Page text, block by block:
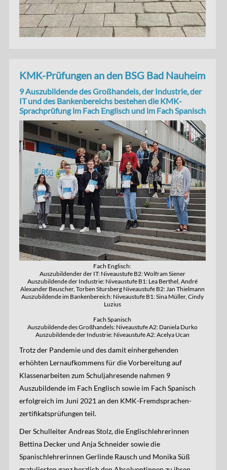
KMK-Prüfungen an den BSG Bad Nauheim
9 Auszubildende des Großhandels, der Industrie, der
IT und des Bankenbereichs bestehen die KMK-
Sprachprüfung im Fach Englisch und im Fach Spanisch
Fach Englisch:
Auszubildender der IT: Niveaustufe B2: Wolfram Siener
Auszubildende der Industrie: Niveaustufe B1: Lea Berthel, André
Alexander Beuscher, Torben Stursberg Niveaustufe B2: Jan Thielmann
Auszubildende im Bankenbereich: Niveaustufe B1: Sina Müller, Cindy
Luzius
Fach Spanisch
Auszubildende des Großhandels: Niveaustufe A2: Daniela Durko
Auszubildende der Industrie: Niveaustufe A2: Acelya Ucan
Trotz der Pandemie und des damit einhergehenden
erhöhten Lernaufkommens für die Vorbereitung auf
Klassenarbeiten zum Schuljahresende nahmen 9
Auszubildende im Fach Englisch sowie im Fach Spanisch
erfolgreich im Juni 2021 an den KMK-Fremdsprachen­
zertifikatsprüfungen teil.
Der Schulleiter Andreas Stolz, die Englischlehrerinnen
Bettina Decker und Anja Schneider sowie die
Spanischlehrerinnen Gerlinde Rausch und Monika Süß